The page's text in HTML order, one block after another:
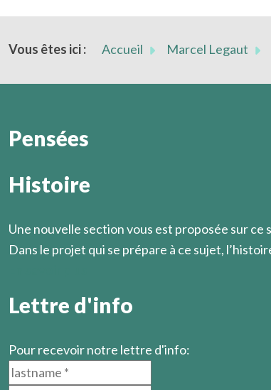
Vous êtes ici : Accueil Marcel Legaut
Pensées
Il est prudent de ne pas annoncer à l’avance
Histoire
Une nouvelle section vous est proposée sur
Dans le projet qui se prépare à ce sujet,
Lettre d'info
Pour recevoir notre lettre d'info: